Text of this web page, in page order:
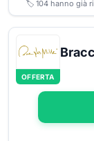
🏷️ 104 hanno già
OFFERTA